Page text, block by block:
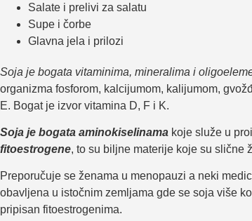
Salate i prelivi za salatu
Supe i čorbe
Glavna jela i prilozi
Soja je bogata vitaminima, mineralima i
organizma fosforom, kalcijumom, kalijumom,
E. Bogat je izvor vitamina D, F i K.
Soja je bogata aminokiselinama koje služe u
fitoestrogene, to su biljne materije koje su slične
Preporučuje se ženama u menopauzi a neki
obavljena u istočnim zemljama gde se soja više
pripisan fitoestrogenima.